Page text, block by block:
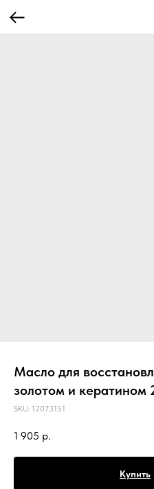
Масло для
золотом и кератином
SKU: 12073151
1 905 р.
Купить